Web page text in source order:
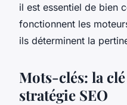
il est essentiel de bien
fonctionnent les
ils déterminent la
Mots-clés: la
stratégie SEO